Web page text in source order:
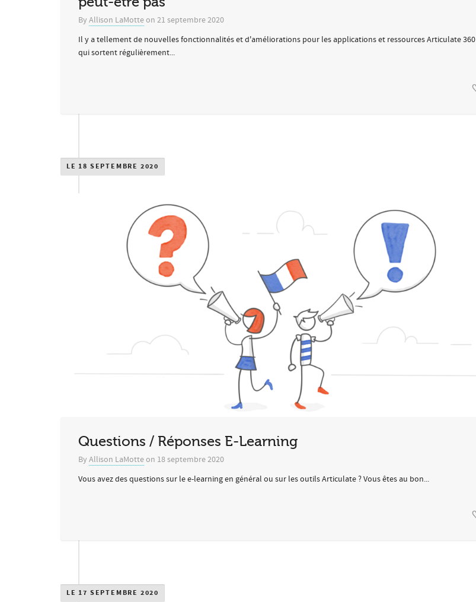
By Allison LaMotteon 21 septembre 2020
Il y a tellement de nouvelles fonctionnalités et d'améliorations pour les applications et ressources Articulate 360
qui sortent régulièrement...
LE 18 SEPTEMBRE 2020
Questions / Réponses E-Learning
By Allison LaMotteon 18 septembre 2020
Vous avez des questions sur le e-learning en général ou sur les outils Articulate ? Vous êtes au bon...
LE 17 SEPTEMBRE 2020